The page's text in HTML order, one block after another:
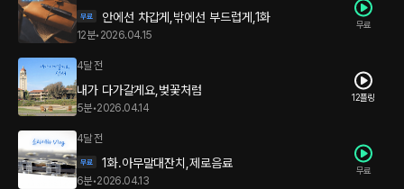
안에선 차갑게,밖에선 부드럽게,1화
12분• 2026.04.15
무료
4달 전
내가 다가갈게요,벚꽃처럼
5분•2026.04.14
12플링
4달 전
1화.아무말대잔치,제로음료
6분•2026.04.13
무료